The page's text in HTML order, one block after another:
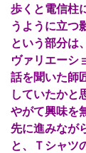
歩くと電信柱
うように立つ
という部分は
ヴァリエーシ
話を聞いた師
していたかと
やがて興味を
先に進みなが
と、Ｔシャツ